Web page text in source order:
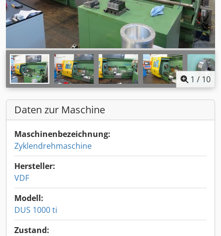
1 / 10
Daten zur Maschine
Maschinenbezeichnung:
Zyklendrehmaschine
Hersteller:
VDF
Modell:
DUS 1000 ti
Zustand: